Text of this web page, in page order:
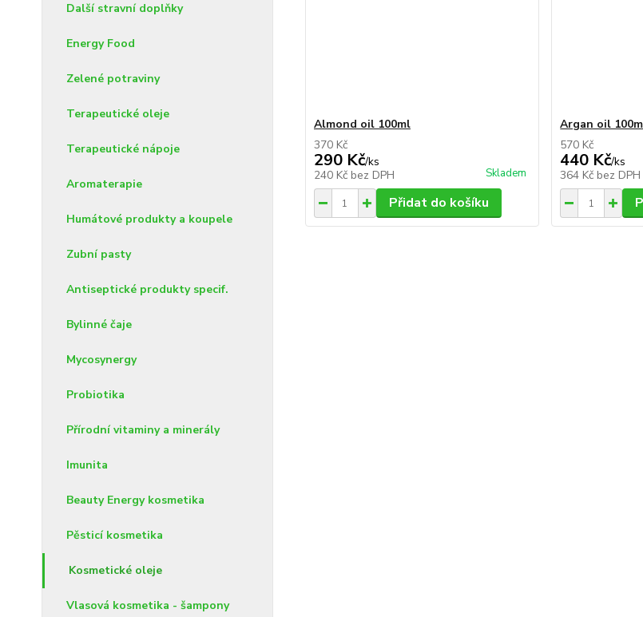
Další stravní doplňky
Energy Food
Zelené potraviny
Terapeutické oleje
Terapeutické nápoje
Aromaterapie
Humátové produkty a koupele
Zubní pasty
Antiseptické produkty specif.
Bylinné čaje
Mycosynergy
Probiotika
Přírodní vitaminy a minerály
Imunita
Beauty Energy kosmetika
Pěsticí kosmetika
Kosmetické oleje
Vlasová kosmetika - šampony
Almond oil 100ml
370 Kč
290 Kč/ks
240 Kč bez DPH Skladem
Přidat do košíku
Argan oil
570 Kč
440 Kč/ks
364 Kč bez DPH